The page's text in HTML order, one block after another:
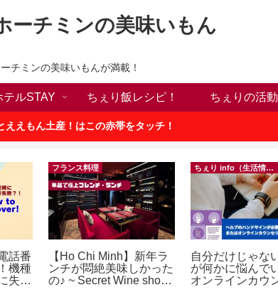
ーチミンの美味いもん
チミンの美味いもんが満載！
テルSTAY ちぇり飯レシピ！ ちぇりの活動
ええもん土産！はこの赤帯をタッチ！
話番
機種
失敗
フランス料理
【Ho Chi Minh】新年ラ
ンチが悶絶美味しかった
の♪ ~ Secret Wine shop
ちぇり info（生活情報）
自分だけじゃな
が何かに悩んで
オンラインカウ